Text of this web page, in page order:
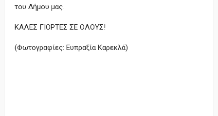
του Δήμου μας.
ΚΑΛΕΣ ΓΙΟΡΤΕΣ ΣΕ ΟΛΟΥΣ!
(Φωτογραφίες: Ευπραξία Καρεκλά)